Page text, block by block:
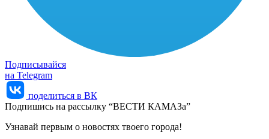
Подписывайся
на Telegram
поделиться в ВК
Подпишись на рассылку “ВЕСТИ КАМАЗа”
Узнaвай первым о новостях твоего города!